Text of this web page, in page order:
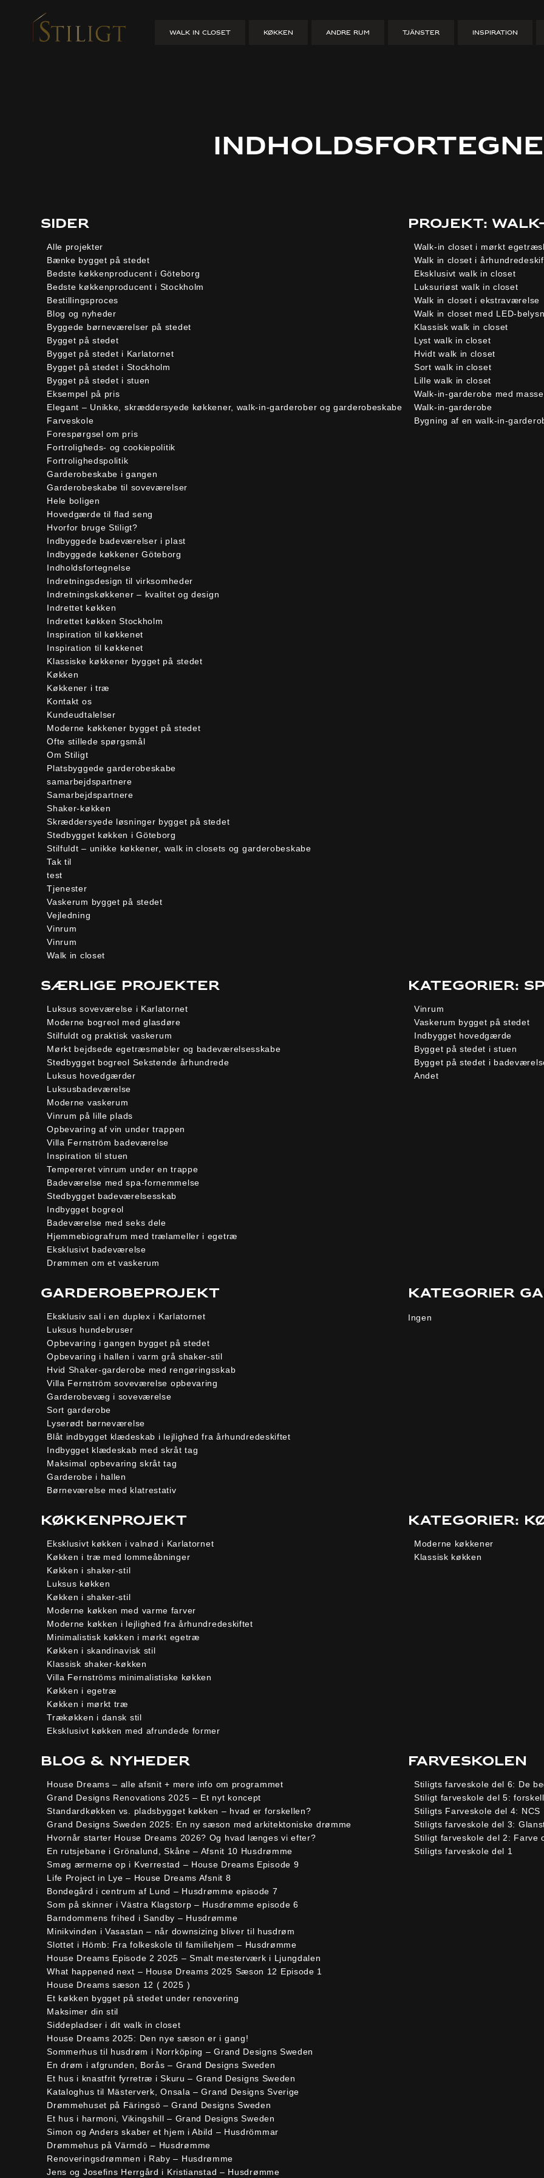
WALK IN CLOSET KØKKEN ANDRE RUM TJÄNSTER INSPIRATION
Sider
Alle projekter
Bænke bygget på stedet
Bedste køkkenproducent i Göteborg
Bedste køkkenproducent i Stockholm
Bestillingsproces
Blog og nyheder
Byggede børneværelser på stedet
Bygget på stedet
Bygget på stedet i Karlatornet
Bygget på stedet i Stockholm
Bygget på stedet i stuen
Eksempel på pris
Elegant – Unikke, skræddersyede køkkener, walk-in-garderober og garderobeskabe
Farveskole
Forespørgsel om pris
Fortroligheds- og cookiepolitik
Fortrolighedspolitik
Garderobeskabe i gangen
Garderobeskabe til soveværelser
Hele boligen
Hovedgærde til flad seng
Hvorfor bruge Stiligt?
Indbyggede badeværelser i plast
Indbyggede køkkener Göteborg
Indholdsfortegnelse
Indretningsdesign til virksomheder
Indretningskøkkener – kvalitet og design
Indrettet køkken
Indrettet køkken Stockholm
Inspiration til køkkenet
Inspiration til køkkenet
Klassiske køkkener bygget på stedet
Køkken
Køkkener i træ
Kontakt os
Kundeudtalelser
Moderne køkkener bygget på stedet
Ofte stillede spørgsmål
Om Stiligt
Platsbyggede garderobeskabe
samarbejdspartnere
Samarbejdspartnere
Shaker-køkken
Skræddersyede løsninger bygget på stedet
Stedbygget køkken i Göteborg
Stilfuldt – unikke køkkener, walk in closets og garderobeskabe
Tak til
test
Tjenester
Vaskerum bygget på stedet
Vejledning
Vinrum
Vinrum
Walk in closet
Projekt:
Walk-in closet i mørkt
Walk in closet i
Eksklusivt walk in closet
Luksuriøst walk in closet
Walk in closet i ekstraværelse
Walk in closet med LED-
Klassisk walk in closet
Lyst walk in closet
Hvidt walk in closet
Sort walk in closet
Lille walk in closet
Walk-in-garderobe med
Walk-in-garderobe
Bygning af en walk-in-
Særlige projekter
Luksus soveværelse i Karlatornet
Moderne bogreol med glasdøre
Stilfuldt og praktisk vaskerum
Mørkt bejdsede egetræsmøbler og badeværelsesskabe
Stedbygget bogreol Sekstende århundrede
Luksus hovedgærder
Luksusbadeværelse
Moderne vaskerum
Vinrum på lille plads
Opbevaring af vin under trappen
Villa Fernström badeværelse
Inspiration til stuen
Tempereret vinrum under en trappe
Badeværelse med spa-fornemmelse
Stedbygget badeværelsesskab
Indbygget bogreol
Badeværelse med seks dele
Hjemmebiografrum med trælameller i egetræ
Eksklusivt badeværelse
Drømmen om et vaskerum
Kategorier:
Vinrum
Vaskerum bygget på stedet
Indbygget hovedgærde
Bygget på stedet i stuen
Bygget på stedet i
Andet
Garderobeprojekt
Eksklusiv sal i en duplex i Karlatornet
Luksus hundebruser
Opbevaring i gangen bygget på stedet
Opbevaring i hallen i varm grå shaker-stil
Hvid Shaker-garderobe med rengøringsskab
Villa Fernström soveværelse opbevaring
Garderobevæg i soveværelse
Sort garderobe
Lyserødt børneværelse
Blåt indbygget klædeskab i lejlighed fra århundredeskiftet
Indbygget klædeskab med skråt tag
Maksimal opbevaring skråt tag
Garderobe i hallen
Børneværelse med klatrestativ
Kategorier
Ingen
Køkkenprojekt
Eksklusivt køkken i valnød i Karlatornet
Køkken i træ med lommeåbninger
Køkken i shaker-stil
Luksus køkken
Køkken i shaker-stil
Moderne køkken med varme farver
Moderne køkken i lejlighed fra århundredeskiftet
Minimalistisk køkken i mørkt egetræ
Køkken i skandinavisk stil
Klassisk shaker-køkken
Villa Fernströms minimalistiske køkken
Køkken i egetræ
Køkken i mørkt træ
Trækøkken i dansk stil
Eksklusivt køkken med afrundede former
Kategorier:
Moderne køkkener
Klassisk køkken
Blog & Nyheder
House Dreams – alle afsnit + mere info om programmet
Grand Designs Renovations 2025 – Et nyt koncept
Standardkøkken vs. pladsbygget køkken – hvad er forskellen?
Grand Designs Sweden 2025: En ny sæson med arkitektoniske drømme
Hvornår starter House Dreams 2026? Og hvad længes vi efter?
En rutsjebane i Grönalund, Skåne – Afsnit 10 Husdrømme
Smøg ærmerne op i Kverrestad – House Dreams Episode 9
Life Project in Lye – House Dreams Afsnit 8
Bondegård i centrum af Lund – Husdrømme episode 7
Som på skinner i Västra Klagstorp – Husdrømme episode 6
Barndommens frihed i Sandby – Husdrømme
Minikvinden i Vasastan – når downsizing bliver til husdrøm
Slottet i Hömb: Fra folkeskole til familiehjem – Husdrømme
House Dreams Episode 2 2025 – Smalt mesterværk i Ljungdalen
What happened next – House Dreams 2025 Sæson 12 Episode 1
House Dreams sæson 12 ( 2025 )
Et køkken bygget på stedet under renovering
Maksimer din stil
Siddepladser i dit walk in closet
House Dreams 2025: Den nye sæson er i gang!
Sommerhus til husdrøm i Norrköping – Grand Designs Sweden
En drøm i afgrunden, Borås – Grand Designs Sweden
Et hus i knastfrit fyrretræ i Skuru – Grand Designs Sweden
Kataloghus til Mästerverk, Onsala – Grand Designs Sverige
Drømmehuset på Färingsö – Grand Designs Sweden
Et hus i harmoni, Vikingshill – Grand Designs Sweden
Simon og Anders skaber et hjem i Abild – Husdrömmar
Drømmehus på Värmdö – Husdrømme
Renoveringsdrømmen i Raby – Husdrømme
Jens og Josefins Herrgård i Kristianstad – Husdrømme
Farveskolen
Stiligts farveskole del 6: De
Stiligt farveskole del 5:
Stiligts Farveskole del 4: NCS
Stiligts farveskole del 3:
Stiligt farveskole del 2: Farve
Stiligts farveskole del 1